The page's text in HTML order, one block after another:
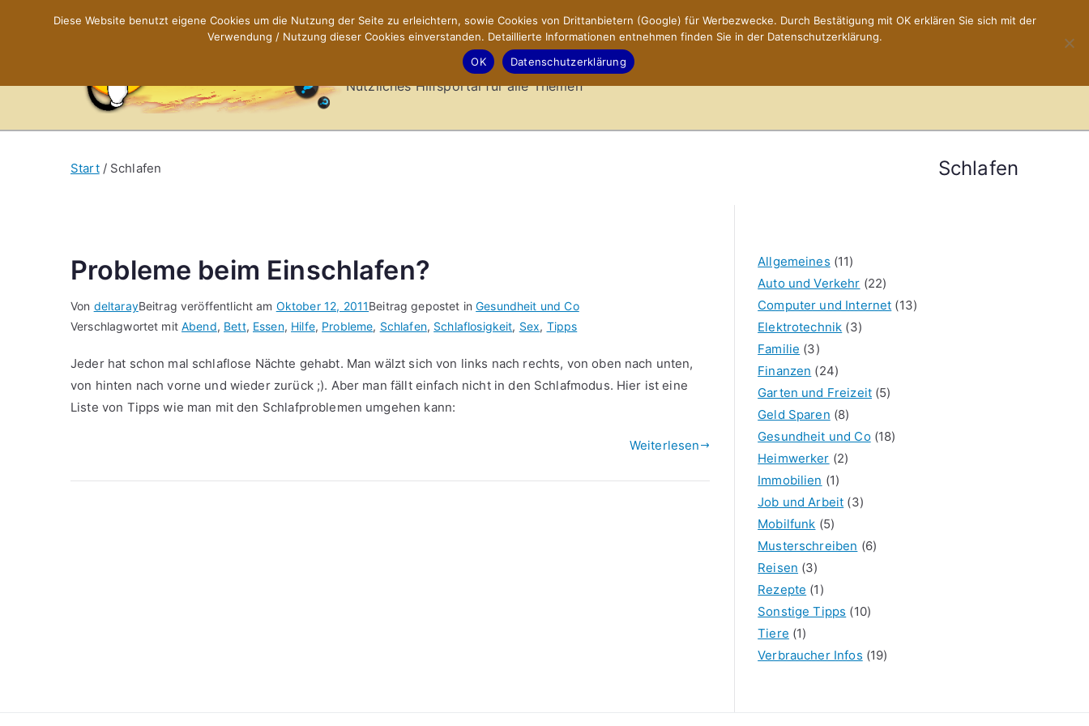
X-Sites.de – Hilfsportal
Nützliches Hilfsportal für alle Themen
Schlafen
Start Schlafen
Probleme beim Einschlafen?
Von deltarayBeitrag veröffentlicht am Oktober 12, 2011Beitrag gepostet inGesundheit und Co
Verschlagwortet mitAbend, Bett, Essen, Hilfe, Probleme, Schlafen, Schlaflosigkeit, Sex, Tipps
Jeder hat schon mal schlaflose Nächte gehabt. Man wälzt sich von links nach rechts, von oben nach unten,
von hinten nach vorne und wieder zurück ;). Aber man fällt einfach nicht in den Schlafmodus. Hier ist eine
Liste von Tipps wie man mit den Schlafproblemen umgehen kann:
Weiterlesen
Allgemeines (11)
Auto und Verkehr (22)
Computer und Internet (13)
Elektrotechnik (3)
Familie (3)
Finanzen (24)
Garten und Freizeit(5)
Geld Sparen (8)
Gesundheit und Co(18)
Heimwerker (2)
Immobilien (1)
Job und Arbeit (3)
Mobilfunk (5)
Musterschreiben (6)
Reisen (3)
Rezepte (1)
Sonstige Tipps (10)
Tiere (1)
Verbraucher Infos (19)
Diese Website benutzt eigene Cookies um die Nutzung der Seite zu erleichtern, sowie Cookies von Drittanbietern (Google) für Werbezwecke. Durch Bestätigung mit OK erklären Sie sich mit der
Verwendung / Nutzung dieser Cookies einverstanden. Detaillierte Informationen entnehmen finden Sie in der Datenschutzerklärung.
OK
Datenschutzerklärung